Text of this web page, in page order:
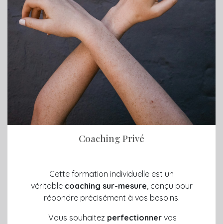
Coaching Privé
Cette formation individuelle est un
véritable coaching sur-mesure, conçu pour
répondre précisément à vos besoins.
Vous souhaitez perfectionner vos